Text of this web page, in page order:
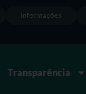
Informações
Transparência